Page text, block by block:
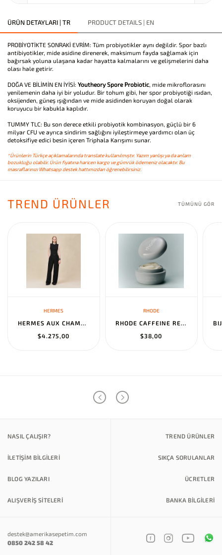
ÜRÜN DETAYLARI | TR PRODUCT DETAILS | EN
PROBİYOTİKTE SONRAKİ EVRİM: Tüm probiyotikler aynı değildir. Spor bazlı
antibiyotikler, mide asidine direnerek, maksimum fayda sağlamak için
bağırsak yoluna ulaşana kadar hayatta kalmalarını ve gelişmelerini daha
olası hale getirir.
DOĞA VE BİLİMİN EN İYİSİ: Youtheory Spore Probiotic, mide mikroflorasını
yenilemenin daha iyi bir yoludur. Bir tohum gibi, her spor probiyotiği ısıdan,
oksijenden, güneş ışığından ve mide asidinden koruyan doğal olarak
koruyucu bir kabukla kaplıdır.
TUMMY TLC: Bu son derece etkili probiyotik kombinasyon, güçlü bir 6
milyar CFU ve ayrıca sindirim sağlığını iyileştirmeye yardımcı olan üç
detoksifiye edici besin içeren Triphala Karışımı sunar.
*Ürünlerin Türkçe açıklamalarında translate kullanılmıştır. Yazım yanlışı ya da anlam
bozukluğu olabilir. Ürün fiyatına haricen kargo ve gümrük ödemeniz olacaktır. Bu
masraflarınızı Whatsapp destek hattımızdan öğrenebilirsiniz.
TREND ÜRÜNLER TÜMÜNÜ GÖR
HERMES
HERMES AUX CHAMPS EN FLEURS" PANTS NOIR
$4.275,00
RHODE
RHODE CAFFEINE RESET SCULPTING CREAM MASK
$38,00
NASIL ÇALIŞIR? TREND ÜRÜNLER
İLETİŞİM BİLGİLERİ SIKÇA SORULANLAR
BLOG YAZILARI ÜCRETLER
ALIŞVERİŞ SİTELERİ BANKA BILGILERI
destek@amerikasepetim.com
0850 242 58 42